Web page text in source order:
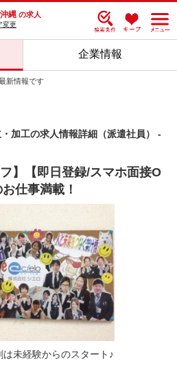
縄 の求人
変更
企業情報
新情報です
加工の求人情報詳細（派遣社員） -
】【即日登録/スマホ面接O
仕事満載！
未経験からのスタート♪